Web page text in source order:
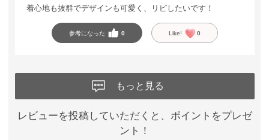
着心地も抜群でデザインも可愛く、リピしたいです！
参考になった 0 Like! 0
もっと見る
レビューを投稿していただくと、ポイントをプレゼ
ント！